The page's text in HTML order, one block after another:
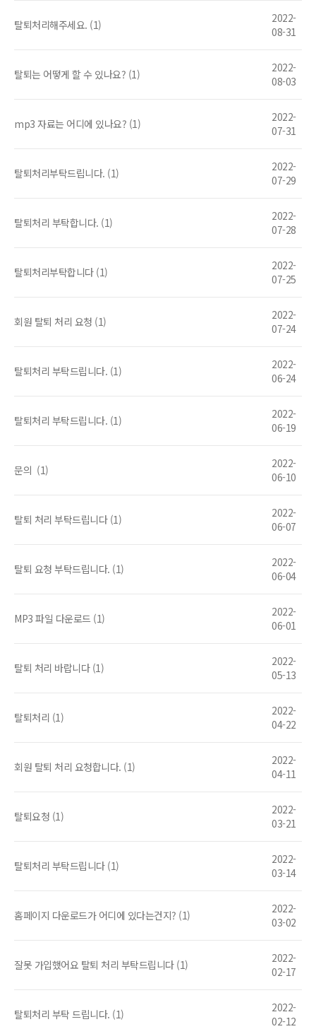
탈퇴처리해주세요. (1)
2022-
08-31
탈퇴는 어떻게 할 수 있나요? (1)
2022-
08-03
mp3 자료는 어디에 있나요? (1)
2022-
07-31
탈퇴처리부탁드립니다. (1)
2022-
07-29
탈퇴처리 부탁합니다. (1)
2022-
07-28
탈퇴처리부탁합니다 (1)
2022-
07-25
회원 탈퇴 처리 요청 (1)
2022-
07-24
탈퇴처리 부탁드립니다. (1)
2022-
06-24
탈퇴처리 부탁드립니다. (1)
2022-
06-19
문의 (1)
2022-
06-10
탈퇴 처리 부탁드립니다 (1)
2022-
06-07
탈퇴 요청 부탁드립니다. (1)
2022-
06-04
MP3 파일 다운로드 (1)
2022-
06-01
탈퇴 처리 바랍니다 (1)
2022-
05-13
탈퇴처리 (1)
2022-
04-22
회원 탈퇴 처리 요청합니다. (1)
2022-
04-11
탈퇴요청 (1)
2022-
03-21
탈퇴처리 부탁드립니다 (1)
2022-
03-14
홈페이지 다운로드가 어디에 있다는건지? (1)
2022-
03-02
잘못 가입했어요 탈퇴 처리 부탁드립니다 (1)
2022-
02-17
탈퇴처리 부탁 드립니다. (1)
2022-
02-12